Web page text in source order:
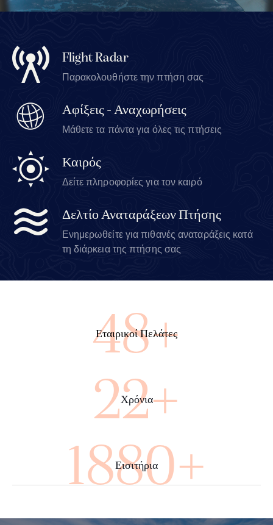
Flight Radar
Παρακολουθήστε την πτήση σας
Αφίξεις - Αναχωρήσεις
Μάθετε τα πάντα για όλες τις πτήσεις
Καιρός
Δείτε πληροφορίες για τον καιρό
Δελτίο Αναταράξεων Πτήσης
Ενημερωθείτε για πιθανές αναταράξεις κατά
τη διάρκεια της πτήσης σας
89+
Εταιρικοί Πελάτες
40+
Χρόνια
3520+
Εισιτήρια